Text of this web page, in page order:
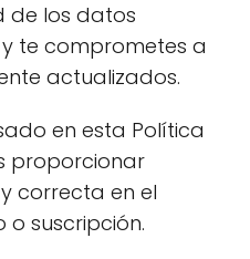
de los datos
te comprometes a
actualizados.
en esta Política
proporcionar
correcta en el
suscripción.